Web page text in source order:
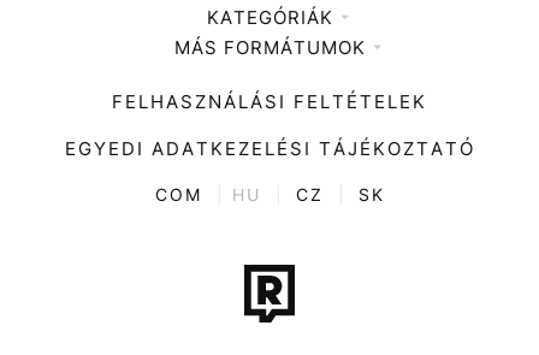
Médiaajánlat
KATEGÓRIÁK
Zene
Divat
Kultúra
ENTR
Tech-Tudomány
Sport
MÁS FORMÁTUMOK
FELHASZNÁLÁSI FELTÉTELEK
EGYEDI ADATKEZELÉSI TÁJÉKOZTATÓ
COM HU CZ SK